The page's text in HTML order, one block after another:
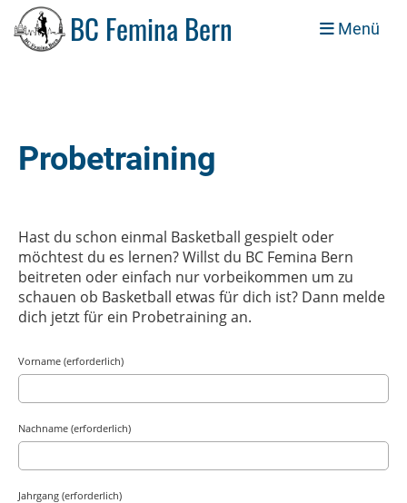
BC Femina Bern Menü
Probetraining
Hast du schon einmal Basketball gespielt oder
möchtest du es lernen? Willst du BC Femina Bern
beitreten oder einfach nur vorbeikommen um zu
schauen ob Basketball etwas für dich ist? Dann melde
dich jetzt für ein Probetraining an.
Vorname (erforderlich)
Nachname (erforderlich)
Jahrgang (erforderlich)